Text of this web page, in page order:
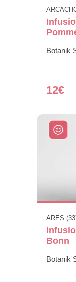
Botanik
12€
ARES
Bonn
Botanik